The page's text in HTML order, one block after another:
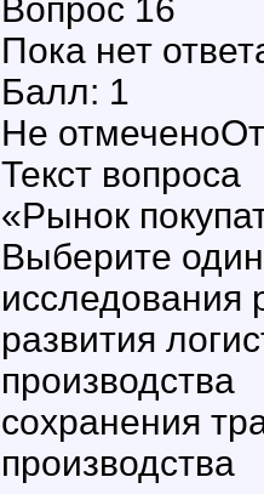
Вопрос 16
Пока нет
Балл: 1
Не
Текст вопроса
«Рынок
Выберите
исследования
развития
производства
сохранения
производства